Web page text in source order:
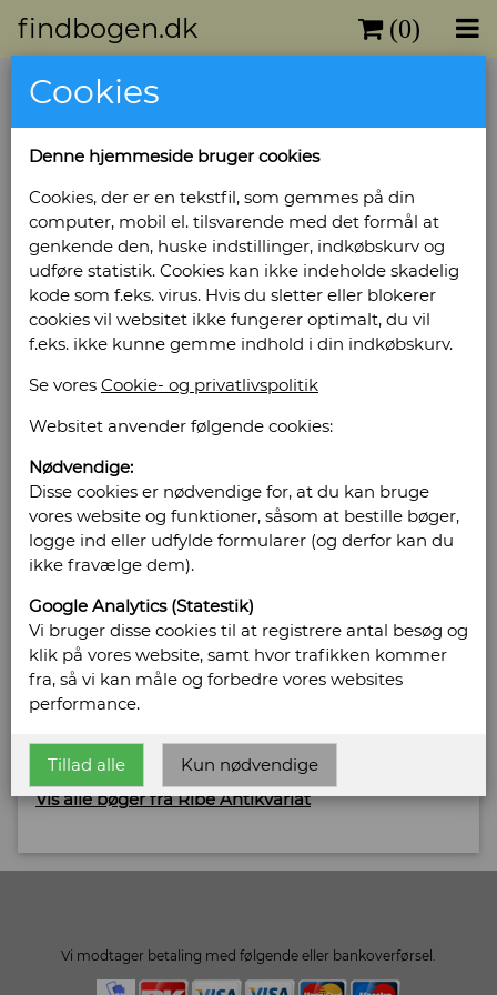
findbogen.dk (0)
Che Guevara: By the
Forlag: Ediciones Aurelia - Sprog: Engelsk -
Udgivet år: 2006 - Antal bind: 1 - Udgave: 3 -
Antal sider: 111 - Indbinding: Hæftet - Tilstand:
Eksemplar med få brugsspor på omslag -
Bog ID: 17692
Pris: Kr. 220,00
Læg i kurv
Sælges af: Ribe Antikvariat
Bregnegårdsvej 29
6630 Rødding
Telefonnr: 75 42 15 12
CVR/SE: 20864044
Email:peter@ribeantikvariat.dk
Vis alle bøger fra Ribe Antikvariat
Vi modtager betaling med følgende eller bankoverførsel.
Cookies
Denne hjemmeside bruger cookies
Cookies, der er en tekstfil, som gemmes på din
computer, mobil el. tilsvarende med det formål at
genkende den, huske indstillinger, indkøbskurv og
udføre statistik. Cookies kan ikke indeholde skadelig
kode som f.eks. virus. Hvis du sletter eller blokerer
cookies vil websitet ikke fungerer optimalt, du vil
f.eks. ikke kunne gemme indhold i din indkøbskurv.
Se vores Cookie- og privatlivspolitik
Websitet anvender følgende cookies:
Nødvendige:
Disse cookies er nødvendige for, at du kan bruge
vores website og funktioner, såsom at bestille bøger,
logge ind eller udfylde formularer (og derfor kan du
ikke fravælge dem).
Google Analytics (Statestik)
Vi bruger disse cookies til at registrere antal besøg og
klik på vores website, samt hvor trafikken kommer
fra, så vi kan måle og forbedre vores websites
performance.
Tillad alle Kun nødvendige